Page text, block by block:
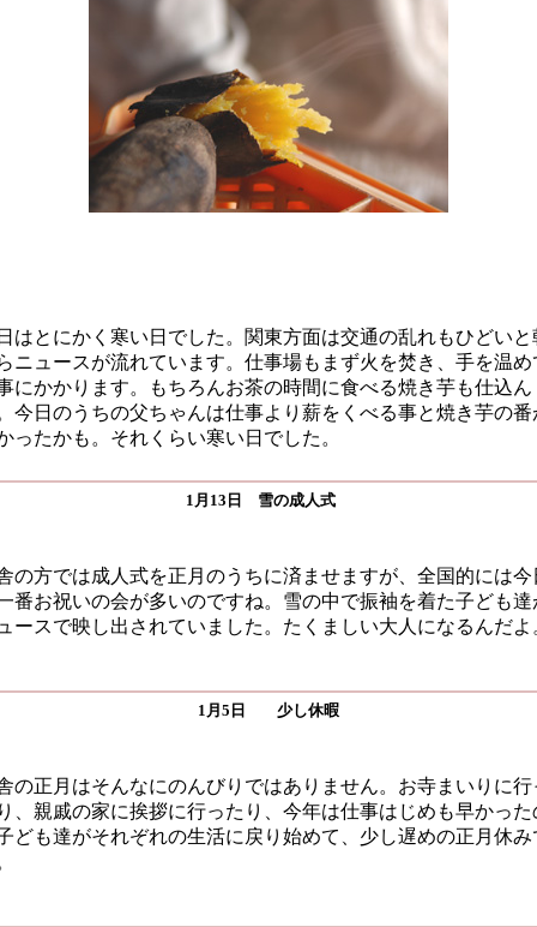
はとにかく寒い日でした。関東方面は交通の乱れもひどいと
ニュースが流れています。仕事場もまず火を焚き、手を温め
にかかります。もちろんお茶の時間に食べる焼き芋も仕込ん
今日のうちの父ちゃんは仕事より薪をくべる事と焼き芋の番
ったかも。それくらい寒い日でした。
1月13日 雪の成人式
の方では成人式を正月のうちに済ませますが、全国的には今
番お祝いの会が多いのですね。雪の中で振袖を着た子ども達
ースで映し出されていました。たくましい大人になるんだよ
1月5日 少し休暇
の正月はそんなにのんびりではありません。お寺まいりに行
、親戚の家に挨拶に行ったり、今年は仕事はじめも早かった
ども達がそれぞれの生活に戻り始めて、少し遅めの正月休み